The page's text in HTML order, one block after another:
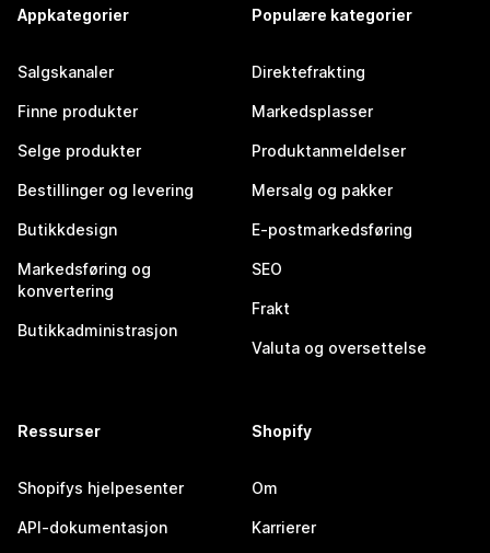
Appkategorier
Salgskanaler
Finne produkter
Selge produkter
Bestillinger og levering
Butikkdesign
Markedsføring og
konvertering
Butikkadministrasjon
Populære kategorier
Direktefrakting
Markedsplasser
Produktanmeldelser
Mersalg og pakker
E-postmarkedsføring
SEO
Frakt
Valuta og oversettelse
Ressurser
Shopifys hjelpesenter
API-dokumentasjon
Shopify
Om
Karrierer